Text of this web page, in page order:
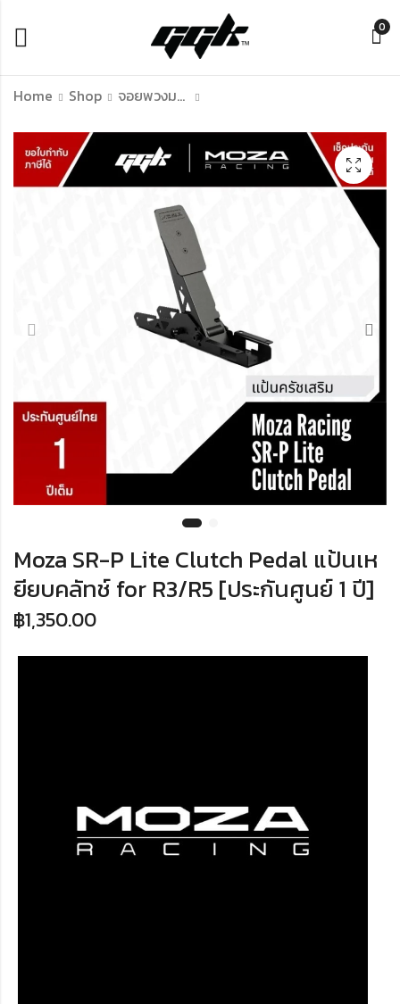
0
Home Shop จอยพวงมาลัย
Fanatec Gran
Turismo DD PRO
(Premium Bundle
8Nm + Loadcell)
Moza FSR 2 Steering
Wheel ใช้กับจอยพวง
มาลัย Moza racing
ทุกรุ่น [ประกันศูนย์ไทย
21,990.00
Moza SR-P Lite Clutch Pedal แป้นเห
ยียบคลัทช์ for R3/R5 [ประกันศูนย์ 1 ปี]
฿1,350.00